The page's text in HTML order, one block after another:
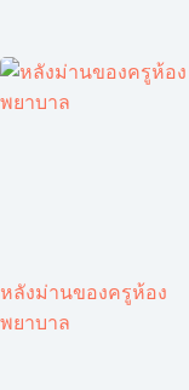
หลังม่านของครูห้อง
พยาบาล